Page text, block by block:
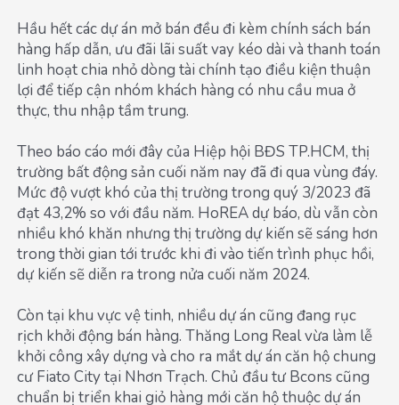
Hầu hết các dự án mở bán đều đi kèm chính sách bán
hàng hấp dẫn, ưu đãi lãi suất vay kéo dài và thanh toán
linh hoạt chia nhỏ dòng tài chính tạo điều kiện thuận
lợi để tiếp cận nhóm khách hàng có nhu cầu mua ở
thực, thu nhập tầm trung.
Theo báo cáo mới đây của Hiệp hội BĐS TP.HCM, thị
trường bất động sản cuối năm nay đã đi qua vùng đáy.
Mức độ vượt khó của thị trường trong quý 3/2023 đã
đạt 43,2% so với đầu năm. HoREA dự báo, dù vẫn còn
nhiều khó khăn nhưng thị trường dự kiến sẽ sáng hơn
trong thời gian tới trước khi đi vào tiến trình phục hồi,
dự kiến sẽ diễn ra trong nửa cuối năm 2024.
Còn tại khu vực vệ tinh, nhiều dự án cũng đang rục
rịch khởi động bán hàng. Thăng Long Real vừa làm lễ
khởi công xây dựng và cho ra mắt dự án căn hộ chung
cư Fiato City tại Nhơn Trạch. Chủ đầu tư Bcons cũng
chuẩn bị triển khai giỏ hàng mới căn hộ thuộc dự án